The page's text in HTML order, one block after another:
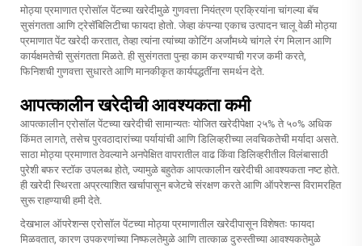
मोठ्या प्रमाणात एरोसॉल पेंटच्या खरेदीमुळे गुणवत्ता नियंत्रण प्रक्रियांना चांगल्या बॅच
सुसंगतता आणि ट्रेसॅबिलिटीचा फायदा होतो. जेव्हा कंपन्या एकाच उत्पादन चालू वेळी मोठ्या
प्रमाणात पेंट खरेदी करतात, तेव्हा त्यांना त्यांच्या कोटिंग अर्जांमध्ये चांगले रंग मिलान आणि
कार्यक्षमतेची सुसंगतता मिळते. ही सुसंगतता पुन्हा काम करण्याची गरज कमी करते,
फिनिशची गुणवत्ता सुधारते आणि मानकीकृत कार्यपद्धतींना समर्थन देते.
आपत्कालीन खरेदीची आवश्यकता कमी
आपत्कालीन एरोसॉल पेंटच्या खरेदीची सामान्यतः योजित खरेदीपेक्षा २५% ते ५०% अधिक
किंमत लागते, तसेच पुरवठादारांच्या पर्यायांची आणि डिलिव्हरीच्या लवचिकतेची मर्यादा असते.
साठा मोठ्या प्रमाणात ठेवल्याने अनपेक्षित वापरातील वाढ किंवा डिलिव्हरीतील विलंबासाठी
पुरेशी बफर स्टॉक उपलब्ध होते, ज्यामुळे बहुतेक आपत्कालीन खरेदीची आवश्यकता नष्ट होते.
ही खरेदी स्थिरता अप्रत्याशित खर्चापासून बजेटचे संरक्षण करते आणि ऑपरेशन्स विरामरहित
सुरू राहण्याची हमी देते.
देखभाल ऑपरेशन्स एरोसॉल पेंटच्या मोठ्या प्रमाणातील खरेदीपासून विशेषतः फायदा
मिळवतात, कारण उपकरणांच्या निष्फलतेमुळे आणि तात्काळ दुरुस्तीच्या आवश्यकतेमुळे